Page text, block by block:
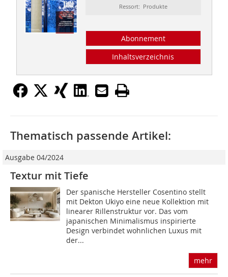
Ressort: Produkte
Abonnement
Inhaltsverzeichnis
Thematisch passende Artikel:
Ausgabe 04/2024
Textur mit Tiefe
Der spanische Hersteller Cosentino stellt
mit Dekton Ukiyo eine neue Kollektion mit
linearer Rillenstruktur vor. Das vom
japanischen Minimalismus inspirierte
Design verbindet wohnlichen Luxus mit
der...
mehr